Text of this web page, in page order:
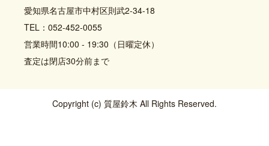
愛知県名古屋市中村区則武2-34-18
TEL：052-452-0055
営業時間10:00 - 19:30（日曜定休）
査定は閉店30分前まで
Copyright (c) 質屋鈴木 All Rights Reserved.